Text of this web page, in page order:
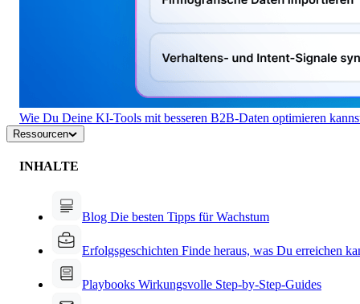
Wie Du Deine KI-Tools mit besseren B2B-Daten optimieren
Ressourcen
INHALTE
Blog Die besten Tipps für Wachstum
Erfolgsgeschichten Finde heraus, was Du erreichen
Playbooks Wirkungsvolle Step-by-Step-Guides